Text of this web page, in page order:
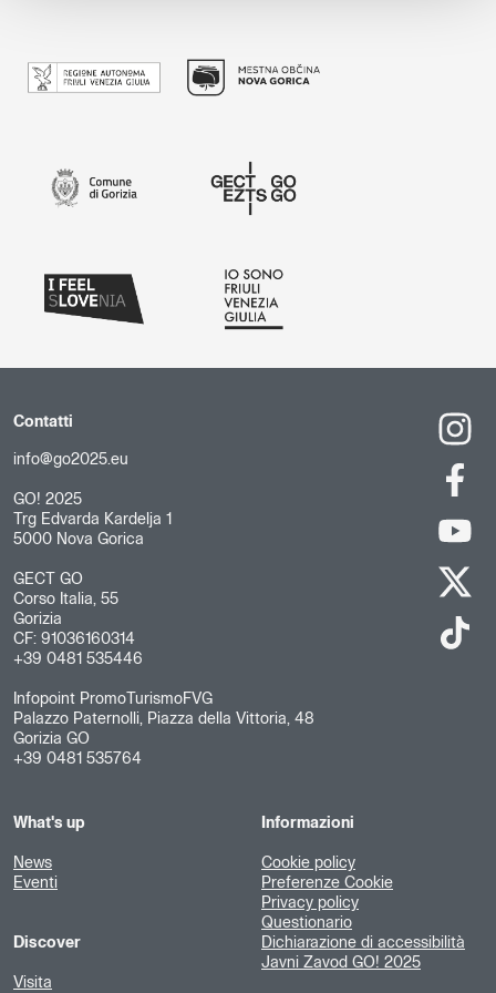
Contatti
info@go2025.eu
GO! 2025
Trg Edvarda Kardelja 1
5000 Nova Gorica
GECT GO
Corso Italia, 55
Gorizia
CF: 91036160314
+39 0481 535446
Infopoint PromoTurismoFVG
Palazzo Paternolli, Piazza della Vittoria, 48
Gorizia GO
+39 0481 535764
What's up
News
Eventi
Discover
Visita
Informazioni
Cookie policy
Preferenze Cookie
Privacy policy
Questionario
Dichiarazione di accessibilità
Javni Zavod GO! 2025